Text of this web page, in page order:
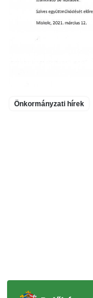
Önkormányzati hírek